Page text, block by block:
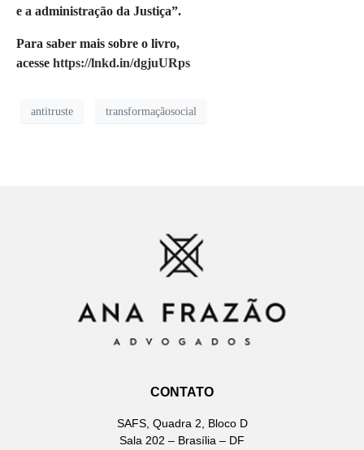
e a administração da Justiça”.
Para saber mais sobre o livro,
acesse https://lnkd.in/dgjuURps
antitruste transformaçãosocial
CONTATO
SAFS, Quadra 2, Bloco D
Sala 202 – Brasília – DF